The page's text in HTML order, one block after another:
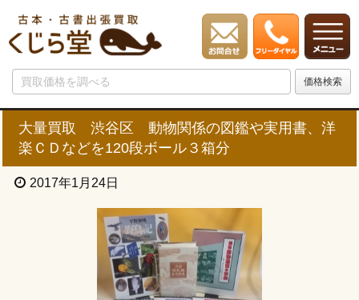
大量買取 渋谷区 動物関係の図鑑や実用書、洋
楽ＣＤなどを120段ボール３箱分
2017年1月24日